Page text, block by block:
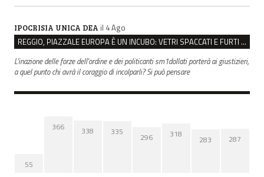
IPOCRISIA UNICA DEA il 4 Ago
REGGIO, PIAZZALE EUROPA È UN INCUBO: VETRI SPACCATI E FURTI SULLE AUTO IN SOSTA
L'inazione delle forze dell'ordine e dei politicanti sm1dollati porterà ai giustizieri,
a quel punto chi avrà il coraggio di incolparli? Si può pensare
55
366 338 335
296 318 283 287